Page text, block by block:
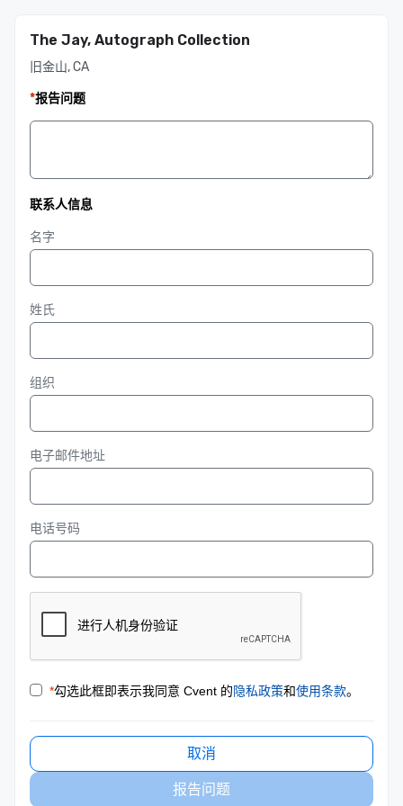
The Jay, Autograph Collection
旧金山, CA
*报告问题
联系人信息
名字
姓氏
组织
电子邮件地址
电话号码
*勾选此框即表示我同意 Cvent 的隐私政策和使用条款。
取消
报告问题